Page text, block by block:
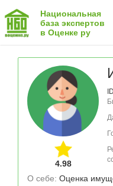
Национальная
база экспертов
в Оценке ру
4.98
О себе: Оценка